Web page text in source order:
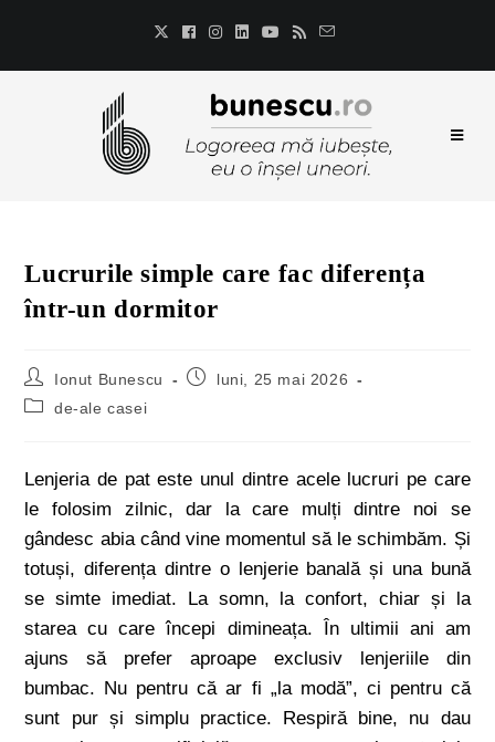
Lucrurile simple care fac diferența
într-un dormitor
Ionut Bunescu
luni, 25 mai 2026
de-ale casei
Lenjeria de pat este unul dintre acele lucruri pe care
le folosim zilnic, dar la care mulți dintre noi se
gândesc abia când vine momentul să le schimbăm. Și
totuși, diferența dintre o lenjerie banală și una bună
se simte imediat. La somn, la confort, chiar și la
starea cu care începi dimineața. În ultimii ani am
ajuns să prefer aproape exclusiv lenjeriile din
bumbac. Nu pentru că ar fi „la modă”, ci pentru că
sunt pur și simplu practice. Respiră bine, nu dau